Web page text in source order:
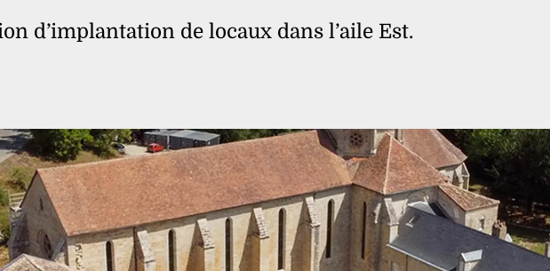
d’implantation de locaux dans l’aile Est.